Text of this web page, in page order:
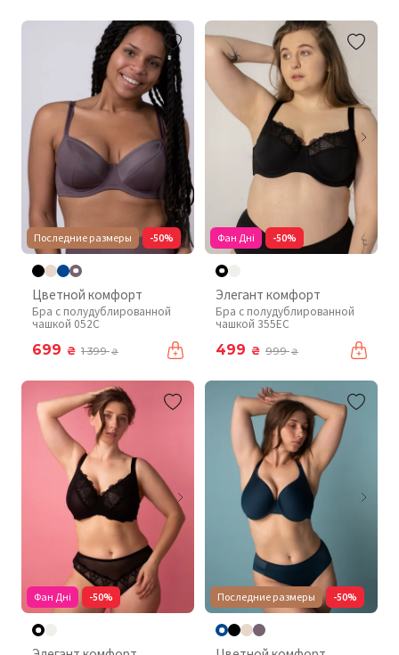
Последние размеры -50%
Цветной комфорт
Бра с полудублированной
чашкой 052C
699 ₴ 1 399₴
Фан Дні -50%
Элегант комфорт
Бра с полудублированной
чашкой 355EC
499 ₴ 999₴
Фан Дні -50% Последние размеры -50%